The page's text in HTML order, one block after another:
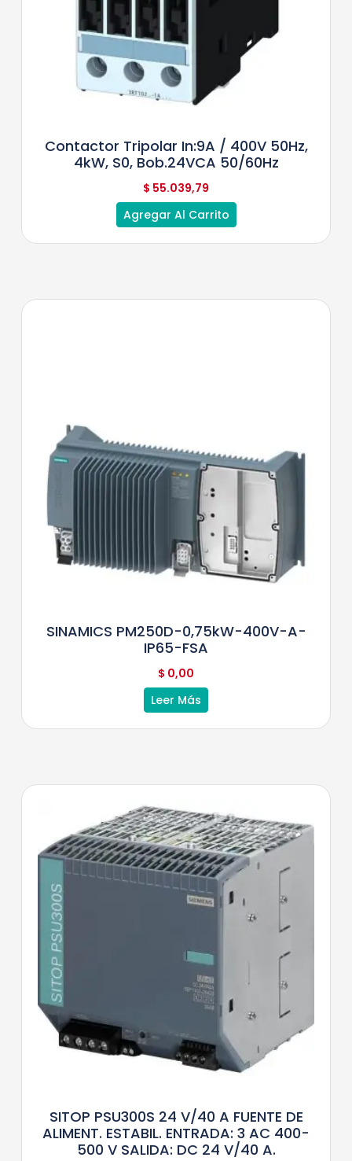
Contactor Tripolar In:9A / 400V 50Hz,
4kW, S0, Bob.24VCA 50/60Hz
$ 55.039,79
Agregar Al Carrito
SINAMICS PM250D-0,75kW-400V-A-
IP65-FSA
$ 0,00
Leer Más
SITOP PSU300S 24 V/40 A FUENTE DE
ALIMENT. ESTABIL. ENTRADA: 3 AC 400-
500 V SALIDA: DC 24 V/40 A.